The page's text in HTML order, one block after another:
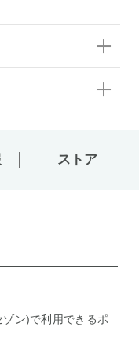
ストア
ン)で利用できるポ